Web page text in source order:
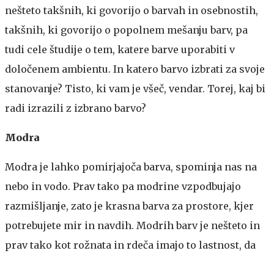
nešteto takšnih, ki govorijo o barvah in osebnostih,
takšnih, ki govorijo o popolnem mešanju barv, pa
tudi cele študije o tem, katere barve uporabiti v
določenem ambientu. In katero barvo izbrati za svoje
stanovanje? Tisto, ki vam je všeč, vendar. Torej, kaj bi
radi izrazili z izbrano barvo?
Modra
Modra je lahko pomirjajoča barva, spominja nas na
nebo in vodo. Prav tako pa modrine vzpodbujajo
razmišljanje, zato je krasna barva za prostore, kjer
potrebujete mir in navdih. Modrih barv je nešteto in
prav tako kot rožnata in rdeča imajo to lastnost, da